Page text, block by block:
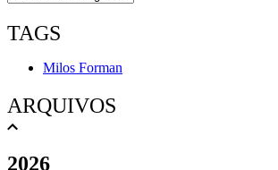
TAGS
Milos Forman
ARQUIVOS
2026